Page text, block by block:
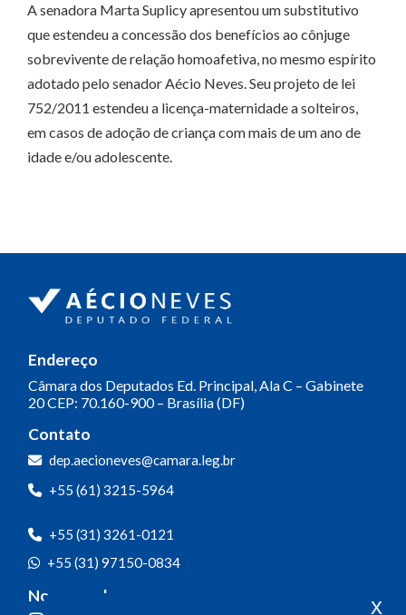
A senadora Marta Suplicy apresentou um substitutivo
que estendeu a concessão dos benefícios ao cônjuge
sobrevivente de relação homoafetiva, no mesmo espírito
adotado pelo senador Aécio Neves. Seu projeto de lei
752/2011 estendeu a licença-maternidade a solteiros,
em casos de adoção de criança com mais de um ano de
idade e/ou adolescente.
Endereço
Câmara dos Deputados Ed. Principal, Ala C – Gabinete
20CEP: 70.160-900 – Brasília (DF)
Contato
dep.aecioneves@camara.leg.br
+55 (61) 3215-5964
+55 (31) 3261-0121
+55 (31) 97150-0834
Nossas redes x